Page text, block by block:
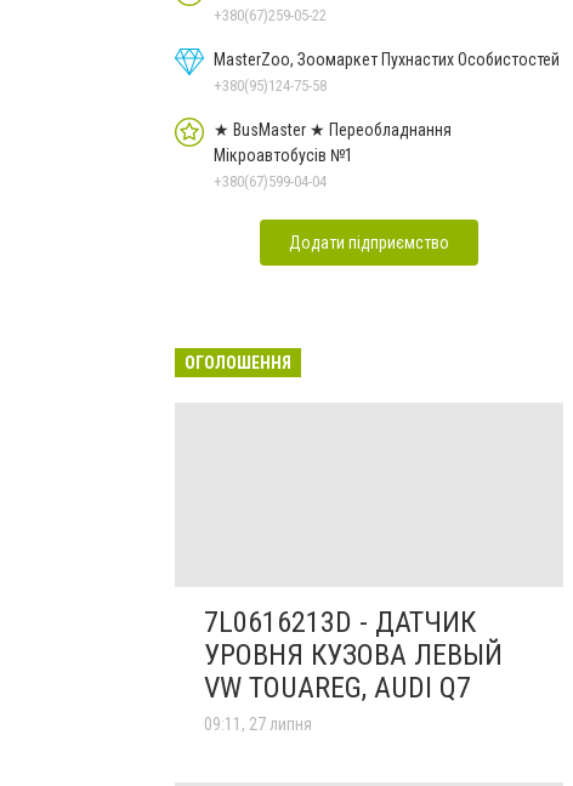
+380(67)259-05-22
MasterZoo, Зоомаркет Пухнастих Особистостей
+380(95)124-75-58
★ BusMaster ★ Переобладнання
Мікроавтобусів №1
+380(67)599-04-04
Додати підприємство
ОГОЛОШЕННЯ
7L0616213D - ДАТЧИК
УРОВНЯ КУЗОВА ЛЕВЫЙ
VW TOUAREG, AUDI Q7
09:11, 27 липня